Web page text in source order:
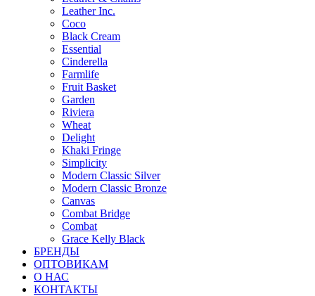
Leather Inc.
Coco
Black Cream
Essential
Cinderella
Farmlife
Fruit Basket
Garden
Riviera
Wheat
Delight
Khaki Fringe
Simplicity
Modern Classic Silver
Modern Classic Bronze
Canvas
Combat Bridge
Combat
Grace Kelly Black
БРЕНДЫ
ОПТОВИКАМ
О НАС
КОНТАКТЫ